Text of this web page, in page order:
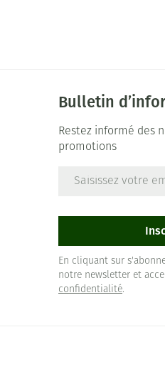
Bulletin
Restez informé des
promotions
En cliquant sur
notre newsletter et
confidentialité.